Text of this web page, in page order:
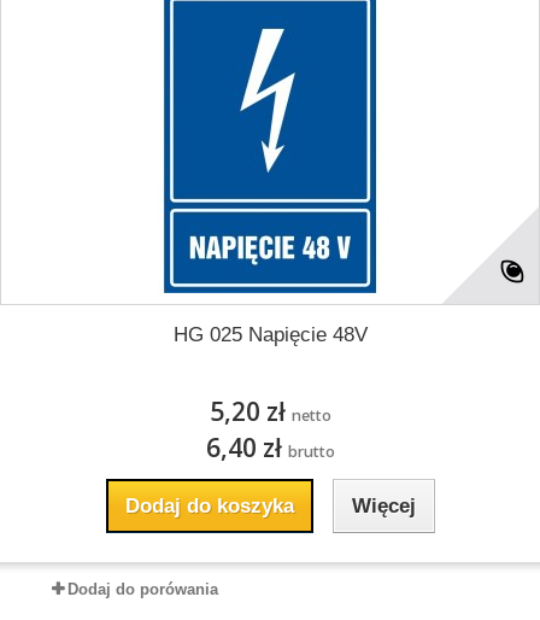
HG 025 Napięcie 48V
5,20 zł netto
6,40 zł brutto
Dodaj do koszyka Więcej
Dodaj do porówania